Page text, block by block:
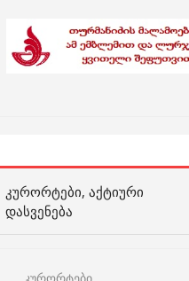
ᲙᲣᲠᲝᲠᲢᲔᲑᲘ, ᲐᲥᲢᲘᲣᲠᲘ
ᲓᲐᲡᲕᲔᲜᲔᲑᲐ